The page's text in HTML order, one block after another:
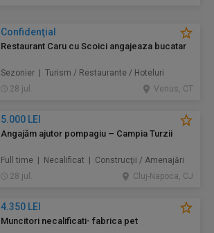
Confidenţial
Restaurant Caru cu Scoici angajeaza bucatar
Sezonier | Turism / Restaurante / Hoteluri
28 jul.
Venus, CT
5.000 LEI
Angajăm ajutor pompagiu – Campia Turzii
Full time | Necalificat | Construcţii / Amenajări
28 jul.
Cluj-Napoca, CJ
4.350 LEI
Muncitori necalificati- fabrica pet